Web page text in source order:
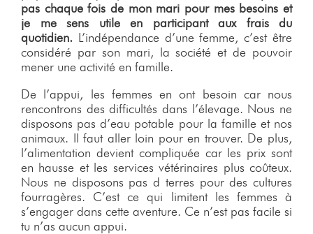
pas chaque fois de mon mari pour mes besoins et
je me sens utile en participant aux frais du
quotidien. L’indépendance d’une femme, c’est être
considéré par son mari, la société et de pouvoir
mener une activité en famille.
De l’appui, les femmes en ont besoin car nous
rencontrons des difficultés dans l’élevage. Nous ne
disposons pas d’eau potable pour la famille et nos
animaux. Il faut aller loin pour en trouver. De plus,
l’alimentation devient compliquée car les prix sont
en hausse et les services vétérinaires plus coûteux.
Nous ne disposons pas d terres pour des cultures
fourragères. C’est ce qui limitent les femmes à
s’engager dans cette aventure. Ce n’est pas facile si
tu n’as aucun appui.